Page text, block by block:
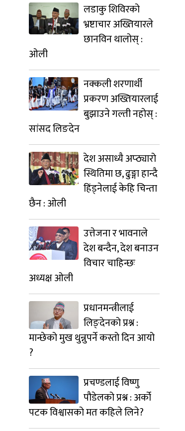
लडाकु शिविरको
भ्रष्टाचार अख्तियारले
छानविन थालोस् :
ओली
नक्कली शरणार्थी
प्रकरण अख्तियारलाई
बुझाउने गल्ती नहोस् :
सांसद लिङदेन
देश असाध्यै अप्ठ्यारो
स्थितिमा छ, ढुङ्गा हान्दै
हिंड्नेलाई केहि चिन्ता
छैन : ओली
उत्तेजना र भावनाले
देश बन्दैन, देश बनाउन
विचार चाहिन्छः
अध्यक्ष ओली
प्रधानमन्त्रीलाई
लिङ्देनको प्रश्न :
मान्छेको मुख थुन्नुपर्ने कस्तो दिन आयो
?
प्रचण्डलाई विष्णु
पौडेलको प्रश्न : अर्को
पटक विश्वासको मत कहिले लिने?